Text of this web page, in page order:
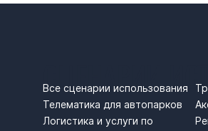
СЦЕНАРИИ
Все сценарии использования
Телематика для автопарков
Логистика и услуги по